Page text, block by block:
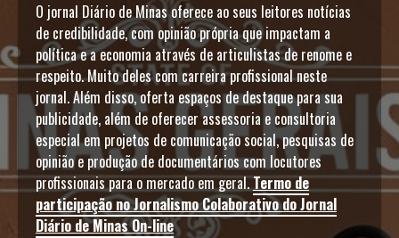
O jornal Diário de Minas oferece ao seus leitores notícias
de credibilidade, com opinião própria que impactam a
política e a economia através de articulistas de renome e
respeito. Muito deles com carreira profissional neste
jornal. Além disso, oferta espaços de destaque para sua
publicidade, além de oferecer assessoria e consultoria
especial em projetos de comunicação social, pesquisas de
opinião e produção de documentários com locutores
profissionais para o mercado em geral.Termo de
participação no Jornalismo Colaborativo do Jornal
Diário de Minas On-line